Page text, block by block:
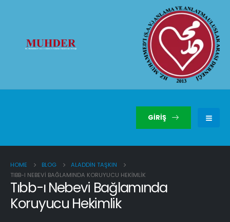
GIRIŞ
HOME BLOG
ALADDIN TAŞKIN
TIBB-I NEBEVI BAĞLAMINDA KORUYUCU HEKIMLIK
Tıbb-ı Nebevi Bağlamında
Koruyucu Hekimlik